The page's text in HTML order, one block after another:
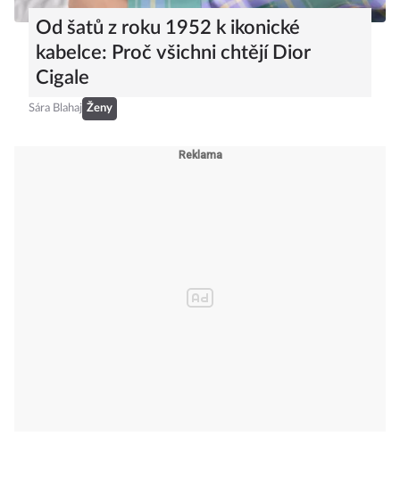
Od šatů z roku 1952 k ikonické
kabelce: Proč všichni chtějí Dior
Cigale
Sára Blahaj Ženy